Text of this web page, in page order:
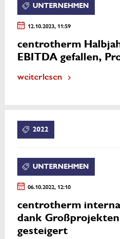
UNTERNEHMEN
12.10.2023, 11:59
centrotherm
EBITDA gefallen,
weiterlesen
2022
UNTERNEHMEN
06.10.2022, 12:10
centrotherm
dank
gesteigert